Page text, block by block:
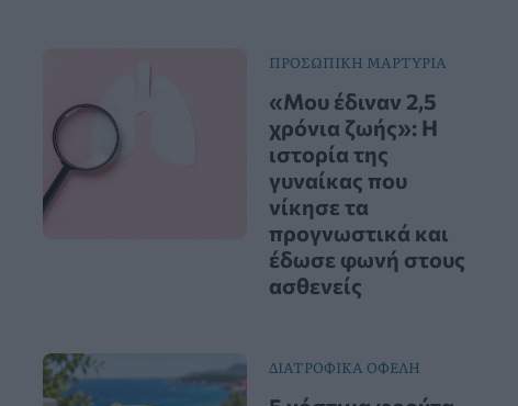
ΠΡΟΣΩΠΙΚΗ ΜΑΡΤΥΡΙΑ
«Μου έδιναν 2,5
χρόνια ζωής»: Η
ιστορία της
γυναίκας που
νίκησε τα
προγνωστικά και
έδωσε φωνή στους
ασθενείς
ΔΙΑΤΡΟΦΙΚΑ ΟΦΕΛΗ